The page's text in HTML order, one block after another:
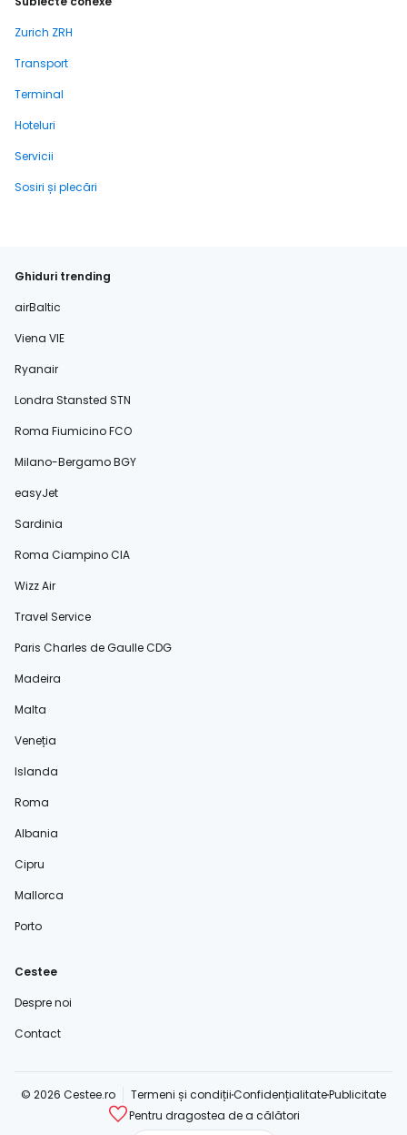
Zurich ZRH
Transport
Terminal
Hoteluri
Servicii
Sosiri și plecări
Ghiduri trending
airBaltic
Viena VIE
Ryanair
Londra Stansted STN
Roma Fiumicino FCO
Milano-Bergamo BGY
easyJet
Sardinia
Roma Ciampino CIA
Wizz Air
Travel Service
Paris Charles de Gaulle CDG
Madeira
Malta
Veneția
Islanda
Roma
Albania
Cipru
Mallorca
Porto
Cestee
Despre noi
Contact
© 2026 Cestee.ro Termeni și condițiiConfidențialitatePublicitate
Pentru dragostea de a călători
cestee.com